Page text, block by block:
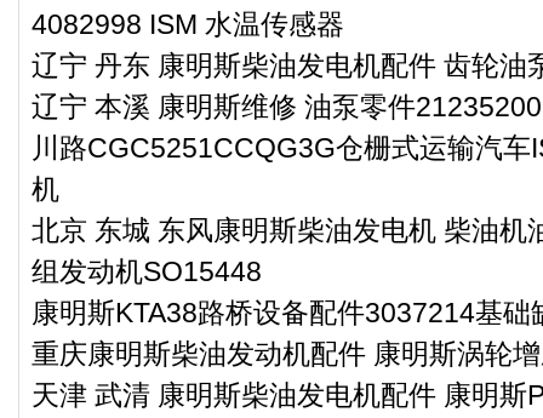
4082998 ISM 水温传感器
辽宁 丹东 康明斯柴油发电机配件 齿轮油
辽宁 本溪 康明斯维修 油泵零件21235200
川路CGC5251CCQG3G仓栅式运输汽
机
北京 东城 东风康明斯柴油发电机 柴油机
组发动机SO15448
康明斯KTA38路桥设备配件3037214基础
重庆康明斯柴油发动机配件 康明斯涡轮
天津 武清 康明斯柴油发电机配件 康明斯